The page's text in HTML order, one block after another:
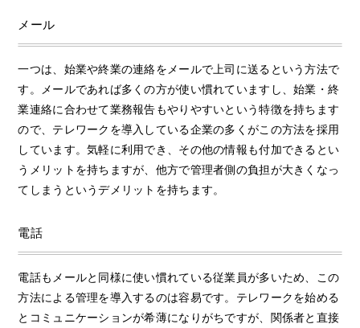
メール
一つは、始業や終業の連絡をメールで上司に送るという方法で
す。メールであれば多くの方が使い慣れていますし、始業・終
業連絡に合わせて業務報告もやりやすいという特徴を持ちます
ので、テレワークを導入している企業の多くがこの方法を採用
しています。気軽に利用でき、その他の情報も付加できるとい
うメリットを持ちますが、他方で管理者側の負担が大きくなっ
てしまうというデメリットを持ちます。
電話
電話もメールと同様に使い慣れている従業員が多いため、この
方法による管理を導入するのは容易です。テレワークを始める
とコミュニケーションが希薄になりがちですが、関係者と直接